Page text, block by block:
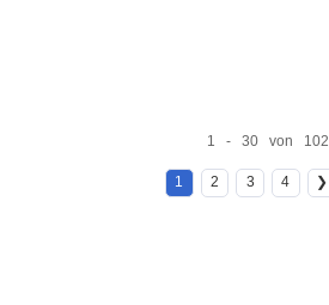
1 - 30 von 102
1 2 3 4 ❯